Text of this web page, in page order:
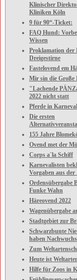
Klinischer
Kliniken Köln
9 für 90“-Ticket:
FAQ Hund:
Wissen
Proklamation der
Dreigestirne
Fastelovend em
Mir sin die Große
"Lachende
2022 nicht statt
Pferde in
Die ersten
155 Jahre
Ovend met der
Corps a`la Schiff
Karnevalisten
Vorgaben aus
Ordensübergabe
Funke Wahn
Häreovend 2022
Wagenübergabe
Stadtgebiet zur
Schwarzbunte
haben Nachwuchs
Zum
Heute ist
Hilfe für Zoos in